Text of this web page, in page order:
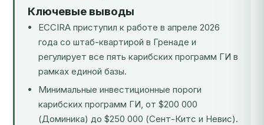
Ключевые выводы
ECCIRA приступил к работе в апреле 2026
года со штаб-квартирой в Гренаде и
регулирует все пять карибских программ ГИ в
рамках единой базы.
Минимальные инвестиционные пороги
карибских программ ГИ, от $200 000
(Доминика) до $250 000 (Сент-Китс и Невис).